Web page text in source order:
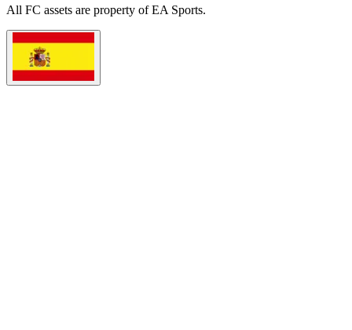
All FC assets are property of EA Sports.